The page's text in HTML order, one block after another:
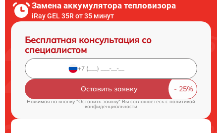
Замена аккумулятора тепловизора
iRay GEL 35R от 35 минут
Бесплатная консультация со
специалистом
Оставить заявку
Нажимая на кнопку "Оставить заявку" Вы соглашаетесь cполитикой
конфиденциальности